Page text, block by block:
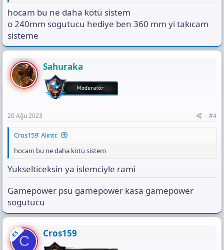
hocam bu ne daha kötü sistem
o 240mm sogutucu hediye ben 360 mm yi takıcam
sisteme
Sahuraka
20 Ağu 2023 #4
Cros159' Alıntı:
hocam bu ne daha kötü sistem
Yukselticeksin ya islemciyle rami
Gamepower psu gamepower kasa gamepower
sogutucu
KSC Cros159